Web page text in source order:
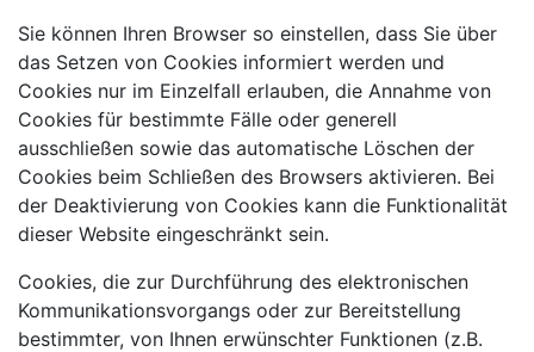
Sie können Ihren Browser so einstellen, dass Sie über
das Setzen von Cookies informiert werden und
Cookies nur im Einzelfall erlauben, die Annahme von
Cookies für bestimmte Fälle oder generell
ausschließen sowie das automatische Löschen der
Cookies beim Schließen des Browsers aktivieren. Bei
der Deaktivierung von Cookies kann die Funktionalität
dieser Website eingeschränkt sein.
Cookies, die zur Durchführung des elektronischen
Kommunikationsvorgangs oder zur Bereitstellung
bestimmter, von Ihnen erwünschter Funktionen (z.B.